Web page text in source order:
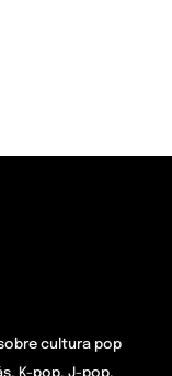
cultura pop